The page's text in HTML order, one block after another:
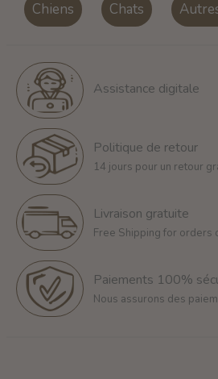
Chiens Chats
Assistance digitale
Politique de retour
14 jours pour un retour
Livraison gratuite
Free Shipping for orders
Paiements 100%
Nous assurons des